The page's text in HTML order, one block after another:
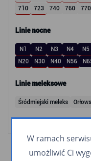
710
723 740 760 770
Linie nocne
N1 N2 N3 N4 N5
N20
N30 N40 N56
Linie meleksowe
Śródmiejski meleks
W ramach
umożliwić Ci